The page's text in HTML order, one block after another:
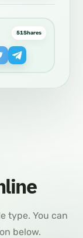
51Shares
type. You can
below.